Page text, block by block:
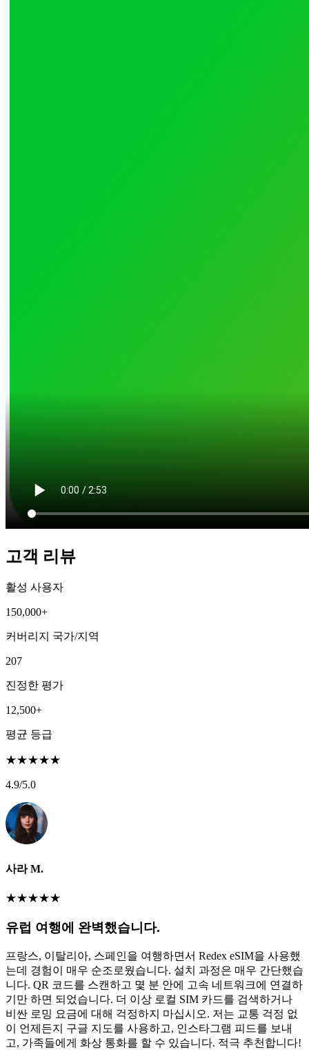
고객 리뷰
활성 사용자
150,000+
커버리지 국가/지역
207
진정한 평가
12,500+
평균 등급
★★★★★
4.9/5.0
사라 M.
★★★★★
유럽 여행에 완벽했습니다.
프랑스, 이탈리아, 스페인을 여행하면서 Redex eSIM을 사용했
는데 경험이 매우 순조로웠습니다. 설치 과정은 매우 간단했습
니다. QR 코드를 스캔하고 몇 분 안에 고속 네트워크에 연결하
기만 하면 되었습니다. 더 이상 로컬 SIM 카드를 검색하거나
비싼 로밍 요금에 대해 걱정하지 마십시오. 저는 교통 걱정 없
이 언제든지 구글 지도를 사용하고, 인스타그램 피드를 보내
고, 가족들에게 화상 통화를 할 수 있습니다. 적극 추천합니다!